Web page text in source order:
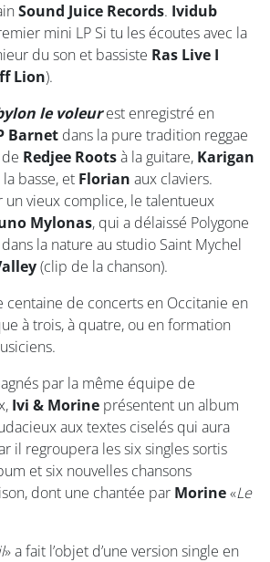
Sound Juice Records. Ividub
mini LP Si tu les écoutes avec la
du son et bassiste Ras Live I
Lion).
le voleurest enregistré en
Barnet dans la pure tradition reggae
Redjee Rootsà la guitare, Karigan
la basse, et Florian aux claviers.
un vieux complice, le talentueux
Mylonas, qui a délaissé Polygone
la nature au studio Saint Mychel
(clip de la chanson).
centaine de concerts en Occitanie en
à trois, à quatre, ou en formation
par la même équipe de
Ivi & Morine présentent un album
aux textes ciselés qui aura
il regroupera les six singles sortis
et six nouvelles chansons
dont une chantée par Morine«Le
» a fait l’objet d’une version single en